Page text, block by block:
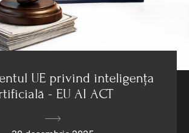
UE privind inteligența
- EU AI ACT